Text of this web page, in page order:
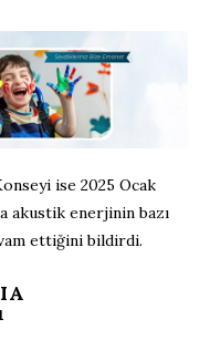
ise 2025 Ocak
akustik enerjinin bazı
ettiğini bildirdi.